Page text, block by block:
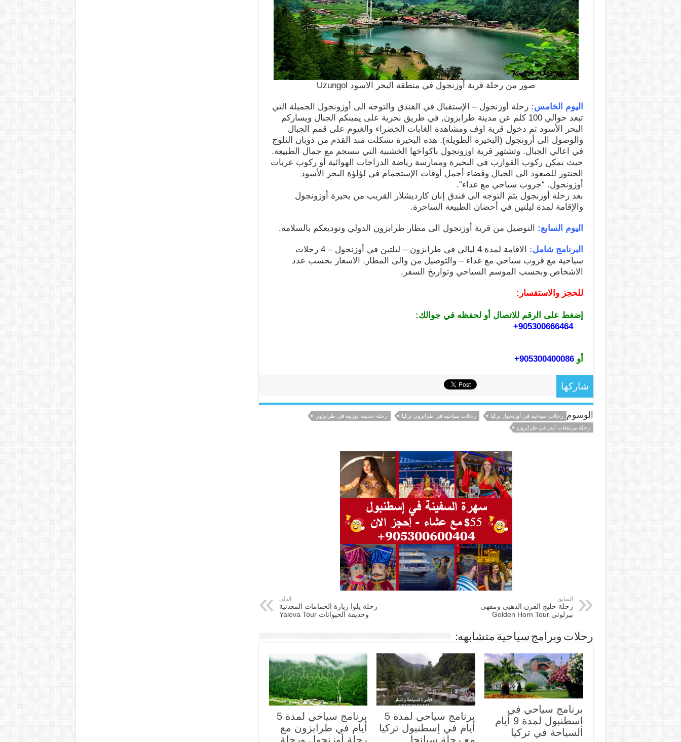
صور من رحلة قرية أوزنجول في منطقة البحر الاسود Uzungol
اليوم الخامس: رحلة أوزنجول – الإستقبال في الفندق والتوجه الى أوزونجول الجميلة التي
تبعد حوالي 100 كلم عن مدينة طرابزون, في طريق بحرية على يمينكم الجبال ويساركم
البحر الأسود ثم دخول قرية اوف ومشاهدة الغابات الخضراء والغيوم على قمم الجبال
والوصول الى أزونجول (البحيرة الطويلة). هذه البحيرة تشكلت منذ القدم من ذوبان الثلوج
في اعالي الجبال. وتشتهر قرية اوزونجول باكواخها الخشبية التي تنسجم مع جمال الطبيعة.
حيث يمكن ركوب القوارب في البحيرة وممارسة رياضة الدراجات الهوائية أو ركوب عربات
الحنتور للصعود الى الجبال وقضاء أجمل أوقات الإستجمام في لؤلؤة البحر الأسود
أوزونجول. “جروب سياحي مع غداء”.
بعد رحلة أوزنجول يتم التوجه الى فندق إنان كارديشلار القريب من بحيرة أوزونجول
والإقامة لمدة ليلتين في أحضان الطبيعة الساحرة.
اليوم السابع: التوصيل من قرية أوزنجول الى مطار طرابزون الدولي وتوديعكم بالسلامة.
البرنامج شامل:
الاقامة لمدة 4 ليالي في طرابزون – ليلتين في أوزنجول – 4 رحلات
سياحية مع قروب سياحي مع غداء – والتوصيل من والى المطار. الاسعار بحسب عدد
الاشخاص وبحسب الموسم السياحي وتواريخ السفر.
للحجز والاستفسار:
إضغط على الرقم للاتصال أو لحفظه في جوالك:
905300666464+
أو 905300400086+
شاركها
الوسوم رحلات سياحية في أوزنجول تركيا رحلات سياحية في طرابزون تركيا
رحلة حديقة بوزتبة في طرابزون
رحلة مرتفعات أيدر في طرابزون
السابق
رحلة خليج القرن الذهبي ومقهى
بيرلوتي Golden Horn Tour
التالي
رحلة يلوا زيارة الحمامات المعدنية
وحديقة الحيوانات Yalova Tour
رحلات وبرامج سياحية متشابهه:
برنامج سياحي في
إسطنبول لمدة 9 أيام
السياحة في تركيا
برنامج سياحي لمدة 5
أيام في إسطنبول تركيا
مع رحلة سبانجا
برنامج سياحي لمدة 5
أيام في طرابزون مع
رحلة أوزنجول ورحلة